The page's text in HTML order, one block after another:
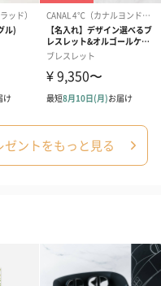
ントをもっと見る